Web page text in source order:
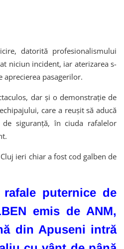
datorită profesionalismului
niciun incident, iar aterizarea s-
aprecierea pasagerilor.
dar și o demonstrație de
care a reușit să aducă
siguranță, în ciuda rafalelor
ieri chiar a fost cod galben de
puternice de
emis de ANM,
din Apuseni intră